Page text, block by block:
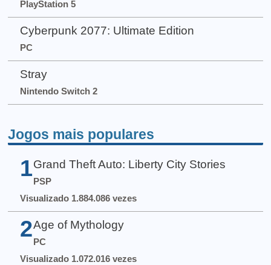
PlayStation 5
Cyberpunk 2077: Ultimate Edition
PC
Stray
Nintendo Switch 2
Jogos mais populares
1 Grand Theft Auto: Liberty City Stories
PSP
Visualizado 1.884.086 vezes
2 Age of Mythology
PC
Visualizado 1.072.016 vezes